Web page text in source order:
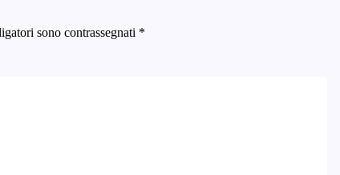
sono contrassegnati *